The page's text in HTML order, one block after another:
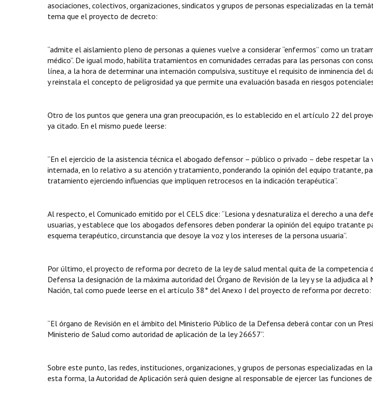
asociaciones, colectivos, organizaciones, sindicatos y grupos de personas especializadas en la
tema que el proyecto de decreto:
“admite el aislamiento pleno de personas a quienes vuelve a considerar “enfermos” como un
médico”. De igual modo, habilita tratamientos en comunidades cerradas para las personas con
línea, a la hora de determinar una internación compulsiva, sustituye el requisito de inminencia del
y reinstala el concepto de peligrosidad ya que permite una evaluación basada en riesgos
Otro de los puntos que genera una gran preocupación, es lo establecido en el artículo 22 del
ya citado. En el mismo puede leerse:
“En el ejercicio de la asistencia técnica el abogado defensor – público o privado – debe respetar
internada, en lo relativo a su atención y tratamiento, ponderando la opinión del equipo tratante,
tratamiento ejerciendo influencias que impliquen retrocesos en la indicación terapéutica”.
Al respecto, el Comunicado emitido por el CELS dice: “Lesiona y desnaturaliza el derecho a una
usuarias, y establece que los abogados defensores deben ponderar la opinión del equipo tratante
esquema terapéutico, circunstancia que desoye la voz y los intereses de la persona usuaria”.
Por último, el proyecto de reforma por decreto de la ley de salud mental quita de la competencia
Defensa la designación de la máxima autoridad del Órgano de Revisión de la ley y se la adjudica al
Nación, tal como puede leerse en el artículo 38° del Anexo I del proyecto de reforma por decreto:
“El órgano de Revisión en el ámbito del Ministerio Público de la Defensa deberá contar con un
Ministerio de Salud como autoridad de aplicación de la ley 26657”.
Sobre este punto, las redes, instituciones, organizaciones, y grupos de personas especializadas en
esta forma, la Autoridad de Aplicación será quien designe al responsable de ejercer las funciones